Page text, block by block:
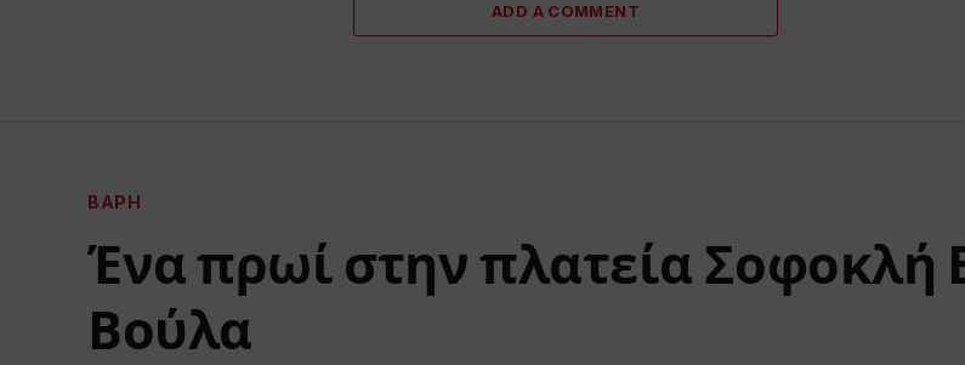
ADD A COMMENT
ΒΆΡΗ
Ένα πρωί στην πλατεία Σοφοκλή
Βούλα